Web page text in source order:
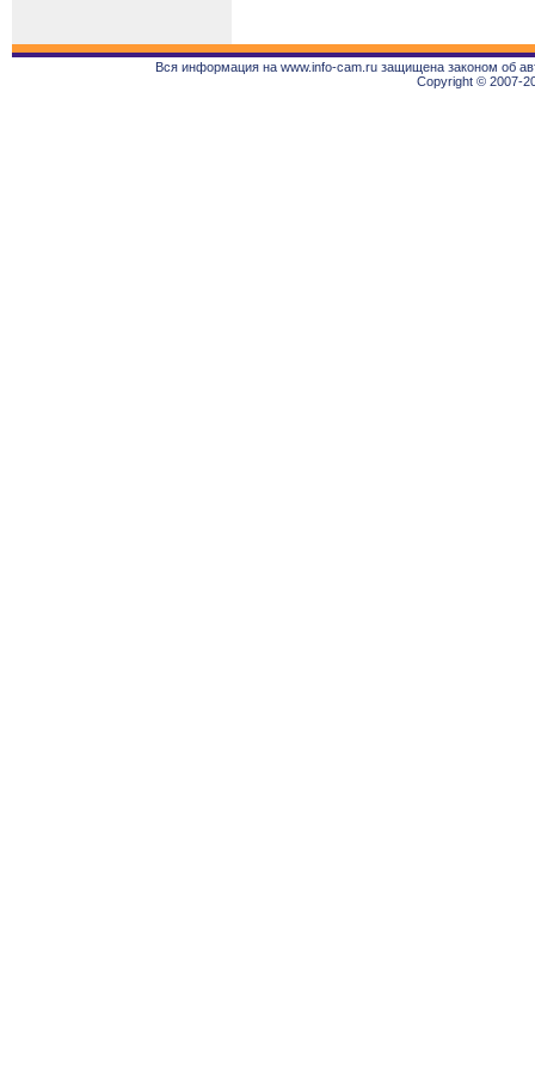
Вся информация на www.info-cam.ru защищена законом об
Copyright © 2007-